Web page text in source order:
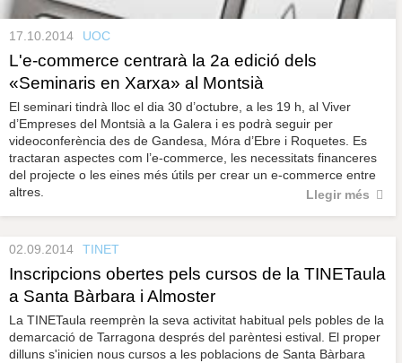
17.10.2014 UOC
L'e-commerce centrarà la 2a edició dels
«Seminaris en Xarxa» al Montsià
El seminari tindrà lloc el dia 30 d’octubre, a les 19 h, al Viver
d’Empreses del Montsià a la Galera i es podrà seguir per
videoconferència des de Gandesa, Móra d’Ebre i Roquetes. Es
tractaran aspectes com l’e-commerce, les necessitats financeres
del projecte o les eines més útils per crear un e-commerce entre
altres.
Llegir més
02.09.2014 TINET
Inscripcions obertes pels cursos de la TINETaula
a Santa Bàrbara i Almoster
La TINETaula reemprèn la seva activitat habitual pels pobles de la
demarcació de Tarragona després del parèntesi estival. El proper
dilluns s'inicien nous cursos a les poblacions de Santa Bàrbara